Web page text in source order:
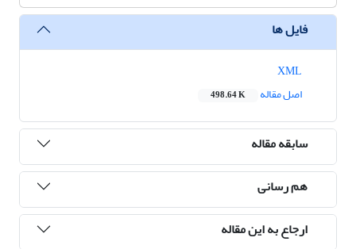
فایل ها
اصل مقاله
498.64 K
سابقه مقاله
هم رسانی
ارجاع به این مقاله